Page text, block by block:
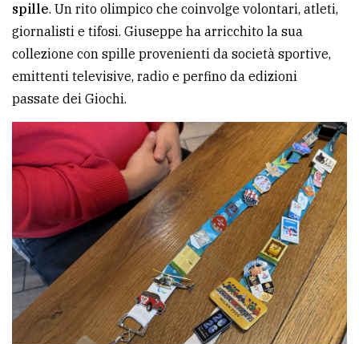
spille. Un rito olimpico che coinvolge volontari, atleti,
giornalisti e tifosi. Giuseppe ha arricchito la sua
collezione con spille provenienti da società sportive,
emittenti televisive, radio e perfino da edizioni
passate dei Giochi.